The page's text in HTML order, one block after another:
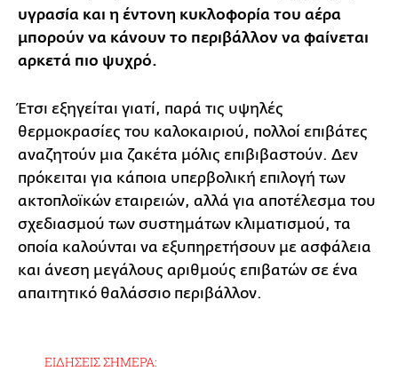
υγρασία και η έντονη κυκλοφορία του αέρα
μπορούν να κάνουν το περιβάλλον να φαίνεται
αρκετά πιο ψυχρό.
Έτσι εξηγείται γιατί, παρά τις υψηλές
θερμοκρασίες του καλοκαιριού, πολλοί επιβάτες
αναζητούν μια ζακέτα μόλις επιβιβαστούν. Δεν
πρόκειται για κάποια υπερβολική επιλογή των
ακτοπλοϊκών εταιρειών, αλλά για αποτέλεσμα του
σχεδιασμού των συστημάτων κλιματισμού, τα
οποία καλούνται να εξυπηρετήσουν με ασφάλεια
και άνεση μεγάλους αριθμούς επιβατών σε ένα
απαιτητικό θαλάσσιο περιβάλλον.
ΕΙΔΗΣΕΙΣ ΣΗΜΕΡΑ: